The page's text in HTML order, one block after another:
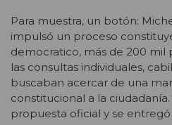
Para muestra, un botón:
impulsó un proceso
democratico, más de 200 mil
las consultas individuales,
buscaban acercar de una
constitucional a la
propuesta oficial y se entregó